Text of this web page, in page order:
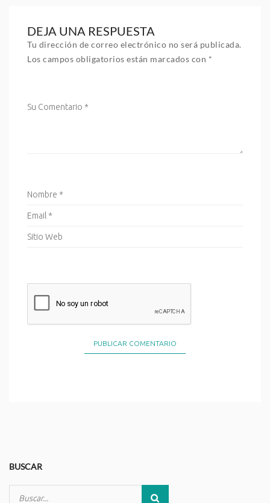
DEJA UNA RESPUESTA
Tu dirección de correo electrónico no será publicada.
Los campos obligatorios están marcados con *
BUSCAR